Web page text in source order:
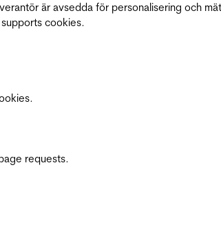
är avsedda för personalisering och
cookies.
requests.